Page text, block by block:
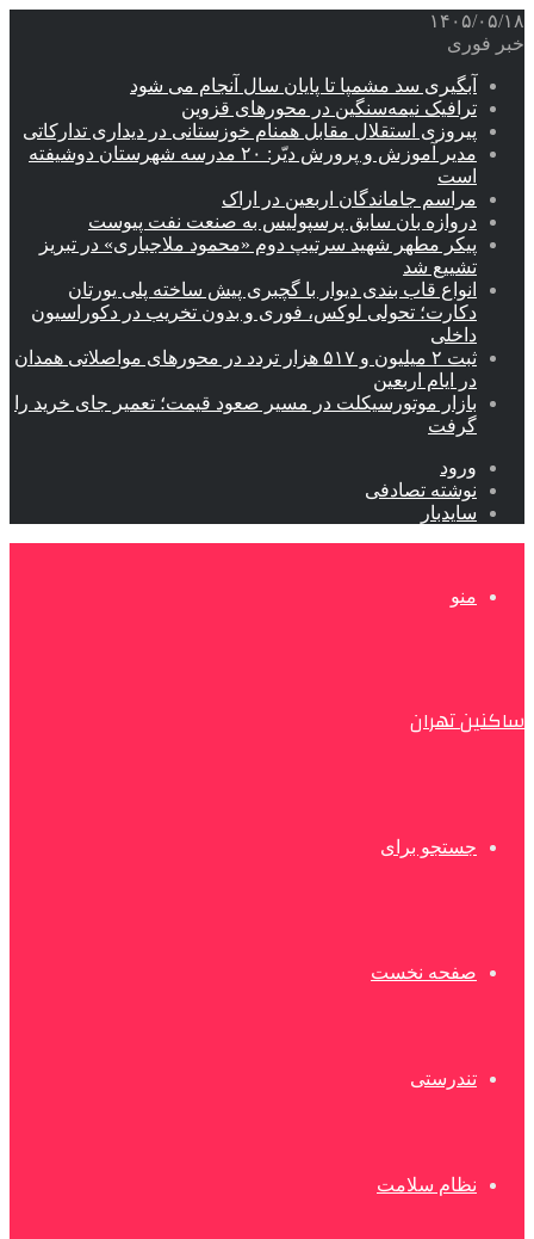
۱۴۰۵/۰۵/۱۸
خبر فوری
آبگیری سد مشمپا تا پایان سال آنجام می شود
ترافیک نیمه‌سنگین در محورهای قزوین
پیروزی استقلال مقابل همنام خوزستانی در دیداری تدارکاتی
مدیر آموزش و پرورش دیّر: ۲۰ مدرسه شهرستان دوشیفته
است
مراسم جاماندگان اربعین در اراک
دروازه بان سابق پرسپولیس به صنعت نفت پیوست
پیکر مطهر شهید سرتیپ دوم «محمود ملاجباری» در تبریز
تشییع شد
انواع قاب بندی دیوار با گچبری پیش ساخته پلی یورتان
دکارت؛ تحولی لوکس، فوری و بدون تخریب در دکوراسیون
داخلی
ثبت ۲ میلیون و ۵۱۷ هزار تردد در محورهای مواصلاتی همدان
در ایام اربعین
بازار موتورسیکلت در مسیر صعود قیمت؛ تعمیر جای خرید را
گرفت
ورود
نوشته تصادفی
سایدبار
منو
ساکنین تهران
جستجو برای
صفحه نخست
تندرستی
نظام سلامت